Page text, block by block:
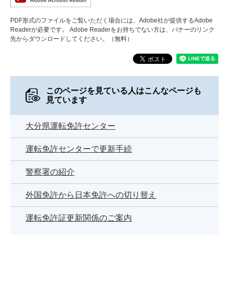
PDF形式のファイルをご覧いただく場合には、Adobe社が提供するAdobe
Readerが必要です。
Adobe Readerをお持ちでない方は、バナーのリンク
先からダウンロードしてください。（無料）
このページを見ている人はこんなページも
見ています
大分県運転免許センター
運転免許センターで更新手続
警察署の紹介
外国免許から日本免許への切り替え
運転免許証更新関係のご案内